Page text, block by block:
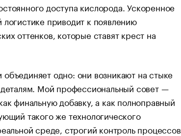
доступа кислорода. Ускоренное
приводит к появлению
оттенков, которые ставят крест на
одно: они возникают на стыке
Мой профессиональный совет —
финальную добавку, а как полноправный
такого же технологического
среде, строгий контроль процессов